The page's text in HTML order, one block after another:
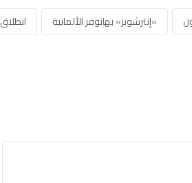
«إنترشوتز» بهانوفر الألمانية انطلاق